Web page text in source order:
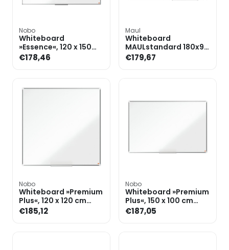
Nobo
Whiteboard
»Essence«, 120 x 150
cm gelakt staal
€178,46
Maul
Whiteboard
MAULstandard 180x90
cm kunststof gecoat
645 30 84
€179,67
Nobo
Whiteboard »Premium
Plus«, 120 x 120 cm
gelakt
€185,12
Nobo
Whiteboard »Premium
Plus«, 150 x 100 cm
gelakt
€187,05